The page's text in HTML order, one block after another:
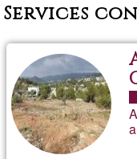
Services